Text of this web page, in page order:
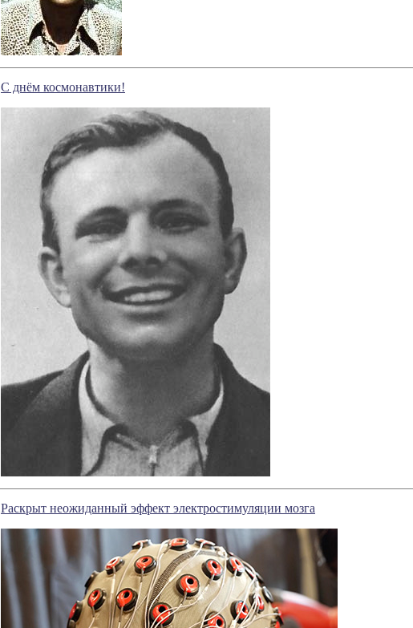
С днём космонавтики!
Раскрыт неожиданный эффект электростимуляции мозга